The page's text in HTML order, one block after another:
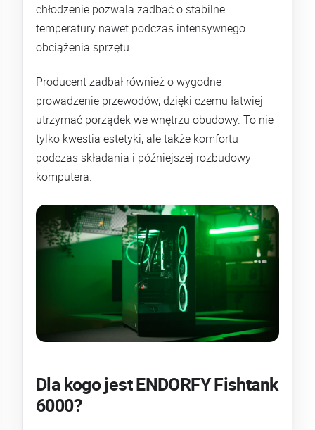
chłodzenie pozwala zadbać o stabilne
temperatury nawet podczas intensywnego
obciążenia sprzętu.
Producent zadbał również o wygodne
prowadzenie przewodów, dzięki czemu łatwiej
utrzymać porządek we wnętrzu obudowy. To nie
tylko kwestia estetyki, ale także komfortu
podczas składania i późniejszej rozbudowy
komputera.
Dla kogo jest ENDORFY Fishtank
6000?